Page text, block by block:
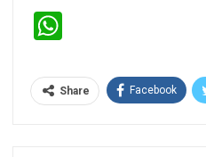
Share Facebook